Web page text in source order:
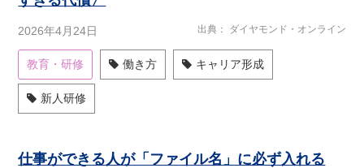
2026年4月24日 出典 ダイヤモンド・オンライン
教育・研修 働き方 キャリア形成
新人研修
仕事ができる人が「ファイル名」に必ず入れる